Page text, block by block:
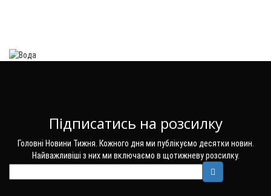
Підписатись на розсилку
Головні Новини Тижня. Кожного дня ми публікуємо десятки новин.
Найважливіші з них ми включаємо в щотижневу розсилку.